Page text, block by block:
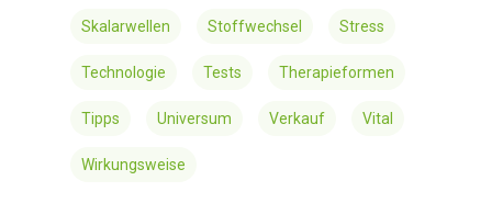
Skalarwellen Stoffwechsel Stress
Technologie Tests Therapieformen
Tipps Universum Verkauf Vital
Wirkungsweise